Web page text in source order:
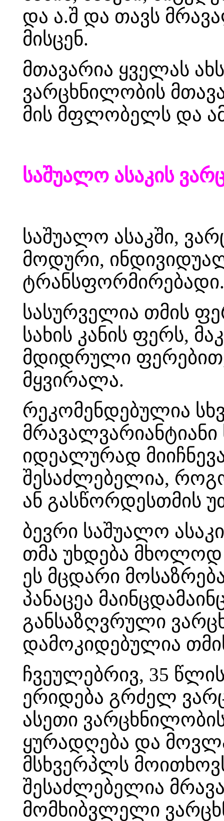
და ა.შ და თავს
მისცენ.
მთავარია ყველას
ვარცხნილობის
მის მფლობელს და
საშუალო ასაკის
საშუალო ასაკში,
მოდური,
ტრანსფორმირებადი.
სასურველია თმის
სახის კანის ფერს,
მდიდრული
მყვირალა.
რეკომენდებულია
იდეალურად
შესაძლებელია,
ან გასწორდესთმის
ბევრი საშუალო
თმა უხდება მხოლოდ
ეს მცდარი
პანაცეა
განსაზღვრული
დამოკიდებულია
ჩვეულებრივ, 35
ერიდება გრძელ
ასეთი
ყურადღება და
მსხვერპლს
შესაძლებელია
მომხიბვლელი